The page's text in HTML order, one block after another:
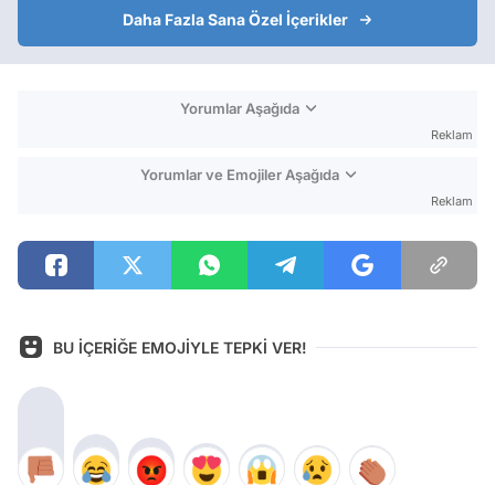
Daha Fazla Sana Özel İçerikler
Yorumlar Aşağıda
Reklam
Yorumlar ve Emojiler Aşağıda
Reklam
BU İÇERİĞE EMOJİYLE TEPKİ VER!